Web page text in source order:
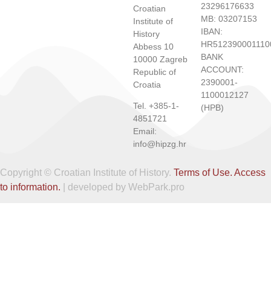
Croatian
Institute of
History
Abbess 10
10000 Zagreb
Republic of
Croatia
Tel. +385-1-
4851721
Email:
info@hipzg.hr
23296176633
MB: 03207153
IBAN:
BANK
ACCOUNT:
2390001-
1100012127
(HPB)
Copyright © Croatian Institute of History. Terms of Use. Access
to information. | developed by WebPark.pro